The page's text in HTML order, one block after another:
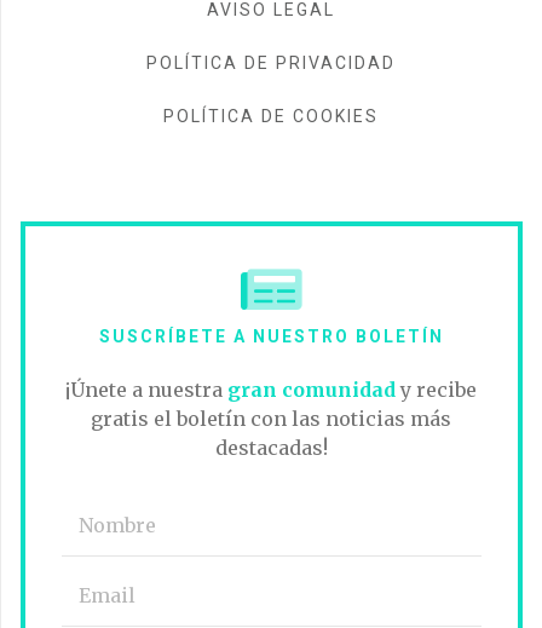
AVISO LEGAL
POLÍTICA DE PRIVACIDAD
POLÍTICA DE COOKIES
SUSCRÍBETE A NUESTRO BOLETÍN
¡Únete a nuestra gran comunidad y recibe
gratis el boletín con las noticias más
destacadas!